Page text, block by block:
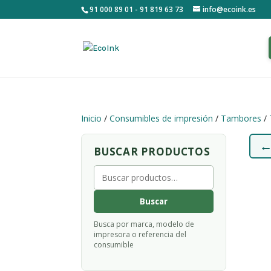
91 000 89 01 - 91 819 63 73 info@ecoink.es
Inicio /Consumibles de impresión / Tambores /
BUSCAR PRODUCTOS
Buscar
por:
Buscar
Busca por marca, modelo de
impresora o referencia del
consumible